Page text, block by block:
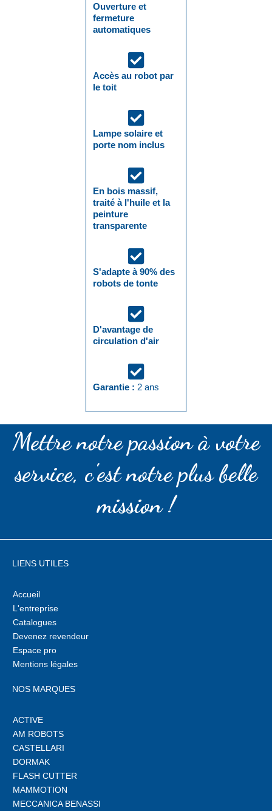
Ouverture et
fermeture
automatiques
Accès au robot par
le toit
Lampe solaire et
porte nom inclus
En bois massif,
traité à l'huile et la
peinture
transparente
S'adapte à 90% des
robots de tonte
D'avantage de
circulation d'air
Garantie : 2 ans
Mettre notre passion à votre
service, c'est notre plus belle
mission !
LIENS UTILES
Accueil
L'entreprise
Catalogues
Devenez revendeur
Espace pro
Mentions légales
NOS MARQUES
ACTIVE
AM ROBOTS
CASTELLARI
DORMAK
FLASH CUTTER
MAMMOTION
MECCANICA BENASSI